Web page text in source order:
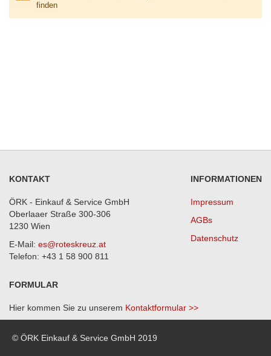
finden
KONTAKT
ÖRK - Einkauf & Service GmbH
Oberlaaer Straße 300-306
1230 Wien
E-Mail: es@roteskreuz.at
Telefon: +43 1 58 900 811
INFORMATIONEN
Impressum
AGBs
Datenschutz
FORMULAR
Hier kommen Sie zu unserem Kontaktformular >>
© ÖRK Einkauf & Service GmbH 2019